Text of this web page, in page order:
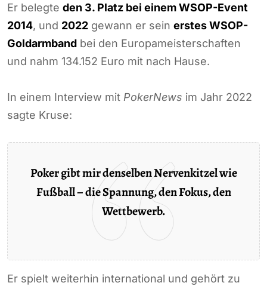
Er belegte den 3. Platz bei einem WSOP-Event
2014, und 2022 gewann er sein erstes WSOP-
Goldarmband bei den Europameisterschaften
und nahm 134.152 Euro mit nach Hause.
In einem Interview mit PokerNews im Jahr 2022
sagte Kruse:
Poker gibt mir denselben Nervenkitzel wie
Fußball – die Spannung, den Fokus, den
Wettbewerb.
Er spielt weiterhin international und gehört zu